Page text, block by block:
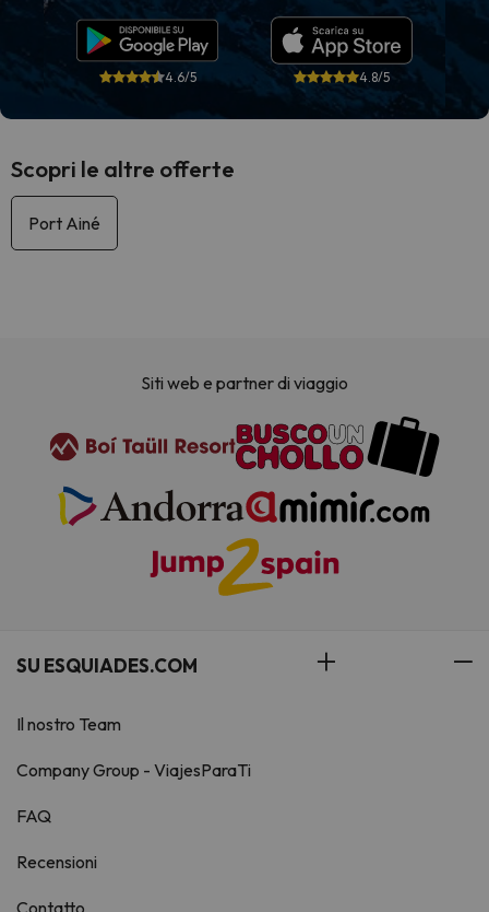
4.6/5 4.8/5
Scopri le altre offerte
Port Ainé
Siti web e partner di viaggio
SU ESQUIADES.COM
Il nostro Team
Company Group - ViajesParaTi
FAQ
Recensioni
Contatto